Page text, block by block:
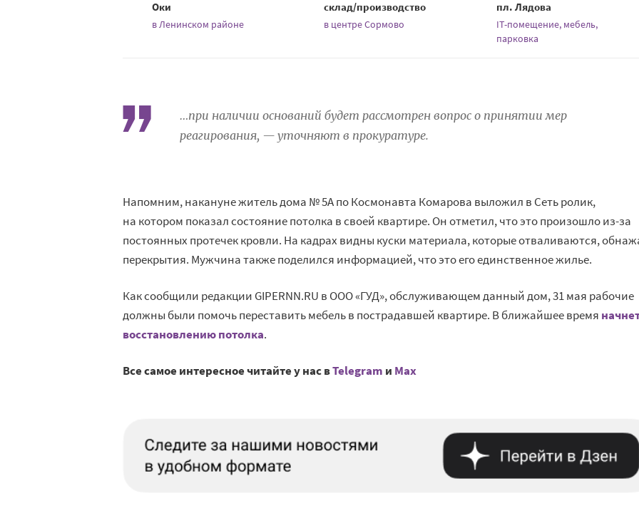
Оки
в Ленинском районе
склад/производство
в центре Сормово
пл. Лядова
IT-помещение, мебель,
парковка
…при наличии оснований будет рассмотрен вопрос о принятии мер
реагирования, — уточняют в прокуратуре.
Напомним, накануне житель дома № 5А по Космонавта Комарова выложил в Сеть ролик,
на котором показал состояние потолка в своей квартире. Он отметил, что это произошло из-за
постоянных протечек кровли. На кадрах видны куски материала, которые отваливаются,
перекрытия. Мужчина также поделился информацией, что это его единственное жилье.
Как сообщили редакции GIPERNN.RU в ООО «ГУД», обслуживающем данный дом, 31 мая рабочие
должны были помочь переставить мебель в пострадавшей квартире. В ближайшее время
восстановлению потолка.
Все самое интересное читайте у нас вTelegram и Mах